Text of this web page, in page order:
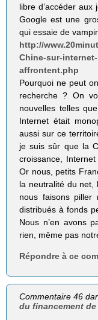
libre d’accéder aux
Google est une
qui essaie de
http://
Chine-sur-
affrontent.php
Pourquoi ne peut
recherche ? On
nouvelles telles
Internet était
aussi sur ce
je suis sûr que la
croissance,
Or nous, petits
la neutralité du net,
nous faisons piller
distribués à fonds
Nous n’en avons
rien, même pas
Répondre à ce
Commentaire 46
du financement